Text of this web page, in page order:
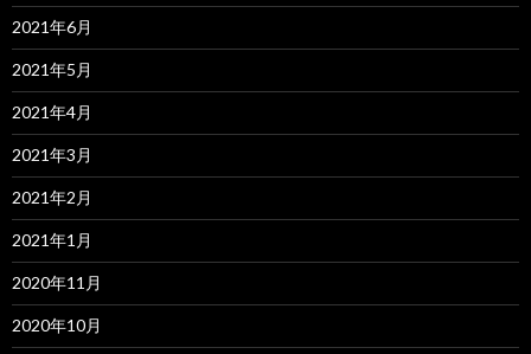
2021年6月
2021年5月
2021年4月
2021年3月
2021年2月
2021年1月
2020年11月
2020年10月